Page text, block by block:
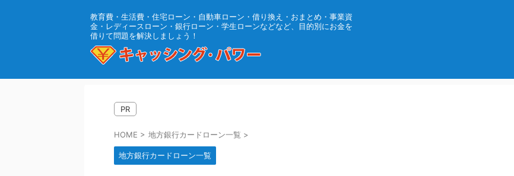
教育費・生活費・住宅ローン・自動車ローン・借り換え・おまとめ・事業資
金・レディースローン・銀行ローン・学生ローンなどなど、目的別にお金を
借りて問題を解決しましょう！
PR
HOME > 地方銀行カードローン一覧 >
地方銀行カードローン一覧